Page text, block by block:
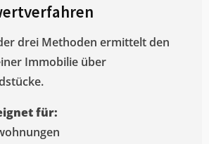
drei Methoden ermittelt den
Immobilie über
für: